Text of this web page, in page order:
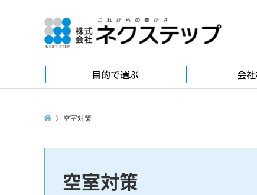
目的で選ぶ 会
空室対策
空室対策